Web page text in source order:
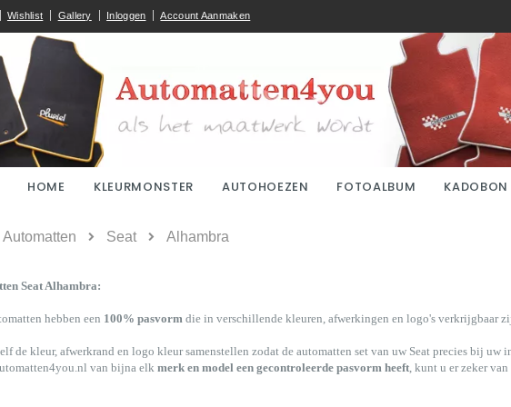
Wishlist Gallery Inloggen Account Aanmaken
HOME KLEURMONSTER AUTOHOEZEN FOTOALBUM KADOBON
Automatten Seat Alhambra
Seat Alhambra:
hebben een 100% pasvorm die in verschillende kleuren, afwerkingen en logo's verkrijgbaar
de kleur, afwerkrand en logo kleur samenstellen zodat de automatten set van uw Seat precies bij uw
van bijna elkmerk en model een gecontroleerde pasvorm heeft, kunt u er zeker